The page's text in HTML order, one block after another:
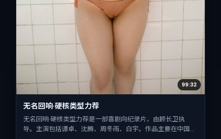
99:32
无名回响·硬核类型力荐
无名回响·硬核类型力荐是一部喜剧向纪录片，由顾长卫执
导。主演包括谭卓、沈腾、周冬雨、白宇。作品主要在中国台